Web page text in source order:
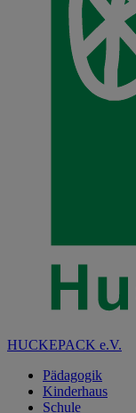
HUCKEPACK e.V.
Pädagogik
Kinderhaus
Schule